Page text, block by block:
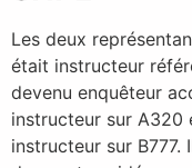
Les deux
était instructeur
devenu enquêteur
instructeur sur A320
instructeur sur B777.